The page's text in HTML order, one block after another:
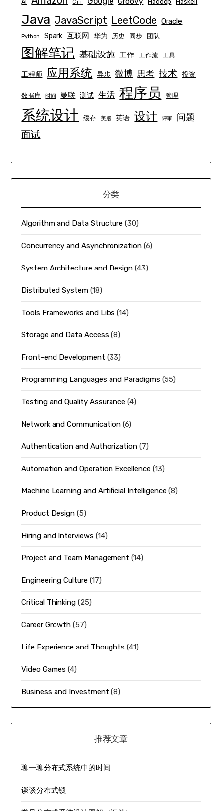
AI C++ Hadoop Haskell
Java JavaScript LeetCode Oracle
Python Spark 互联网 华为 历史 同步 团队
图解笔记 基础设施 工作 工作流 工具
工程师 应用系统 异步 微博 思考 技术 投资
数据库 时间 曼联 测试 生活 程序员 管理
系统设计 缓存 美股 英语 设计 评审 问题
面试
分类
Algorithm and Data Structure (30)
Concurrency and Asynchronization (6)
System Architecture and Design (43)
Distributed System (18)
Tools Frameworks and Libs (14)
Storage and Data Access (8)
Front-end Development (33)
Programming Languages and Paradigms (55)
Testing and Quality Assurance (4)
Network and Communication (6)
Authentication and Authorization (7)
Automation and Operation Excellence (13)
Machine Learning and Artificial Intelligence (8)
Product Design (5)
Hiring and Interviews (14)
Project and Team Management (14)
Engineering Culture (17)
Critical Thinking (25)
Career Growth (57)
Life Experience and Thoughts (41)
Video Games (4)
Business and Investment (8)
推荐文章
聊一聊分布式系统中的时间
谈谈分布式锁